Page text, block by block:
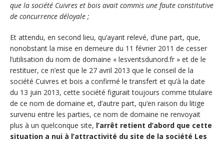
que la société Cuivres et bois avait commis une faute constitutive
de concurrence déloyale ;
Et attendu, en second lieu, qu’ayant relevé, d’une part, que,
nonobstant la mise en demeure du 11 février 2011 de cesser
l’utilisation du nom de domaine « lesventsdunord.fr » et de le
restituer, ce n’est que le 27 avril 2013 que le conseil de la
société Cuivres et bois a confirmé le transfert et qu’à la date
du 13 juin 2013, cette société figurait toujours comme titulaire
de ce nom de domaine et, d’autre part, qu’en raison du litige
survenu entre les parties, ce nom de domaine ne renvoyait
plus à un quelconque site, l’arrêt retient d’abord que cette
situation a nui à l’attractivité du site de la société Les